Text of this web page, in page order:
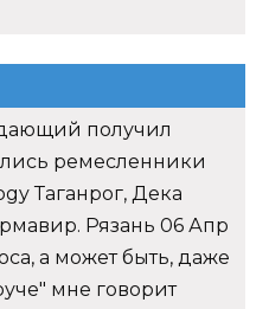
получил
ремесленники
Таганрог, Дека
Рязань 06 Апр
а может быть, даже
мне говорит